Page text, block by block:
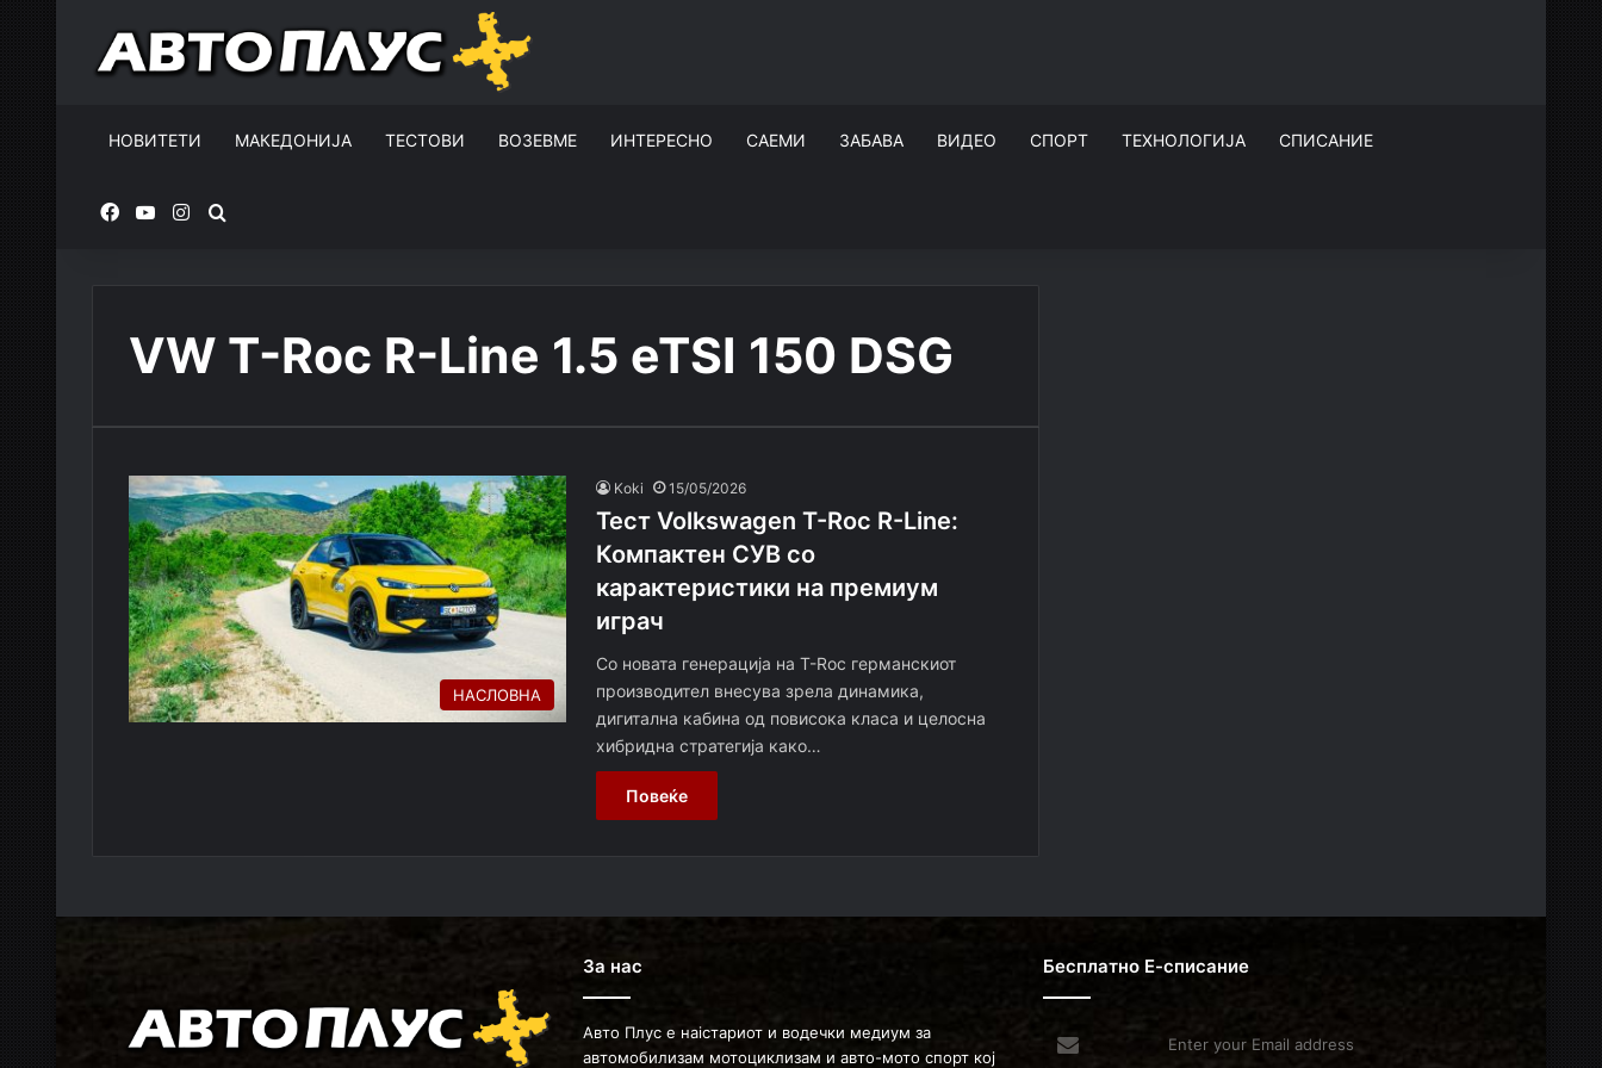
НОВИТЕТИ МАКЕДОНИЈА ТЕСТОВИ ВОЗЕВМЕ ИНТЕРЕСНО САЕМИ ЗАБАВА ВИДЕО СПОРТ ТЕХНОЛОГИЈА СПИСАНИЕ
FacebookYouTubeInstagram
VW T-Roc R-Line 1.5 eTSI 150 DSG
НАСЛОВНА
Koki 15/05/2026
Тест Volkswagen T-Roc R-Line:
Компактен СУВ со
карактеристики на премиум
играч
Со новата генерација на T-Roc германскиот
производител внесува зрела динамика,
дигитална кабина од повисока класа и целосна
хибридна стратегија како…
Повеќе
За нас
Авто Плус е наістариот и водечки медиум за
автомобилизам мотоциклизам и авто-мото спорт кој
Бесплатно Е-списание
Enter
your